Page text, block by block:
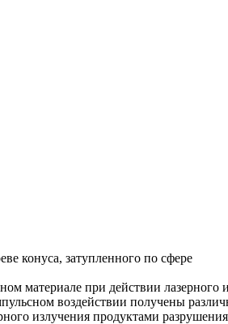
конуса, затупленного по сфере
материале при действии
воздействии получены
излучения продуктами